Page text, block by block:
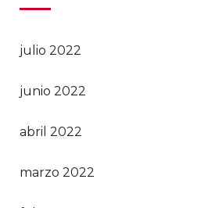
julio 2022
junio 2022
abril 2022
marzo 2022